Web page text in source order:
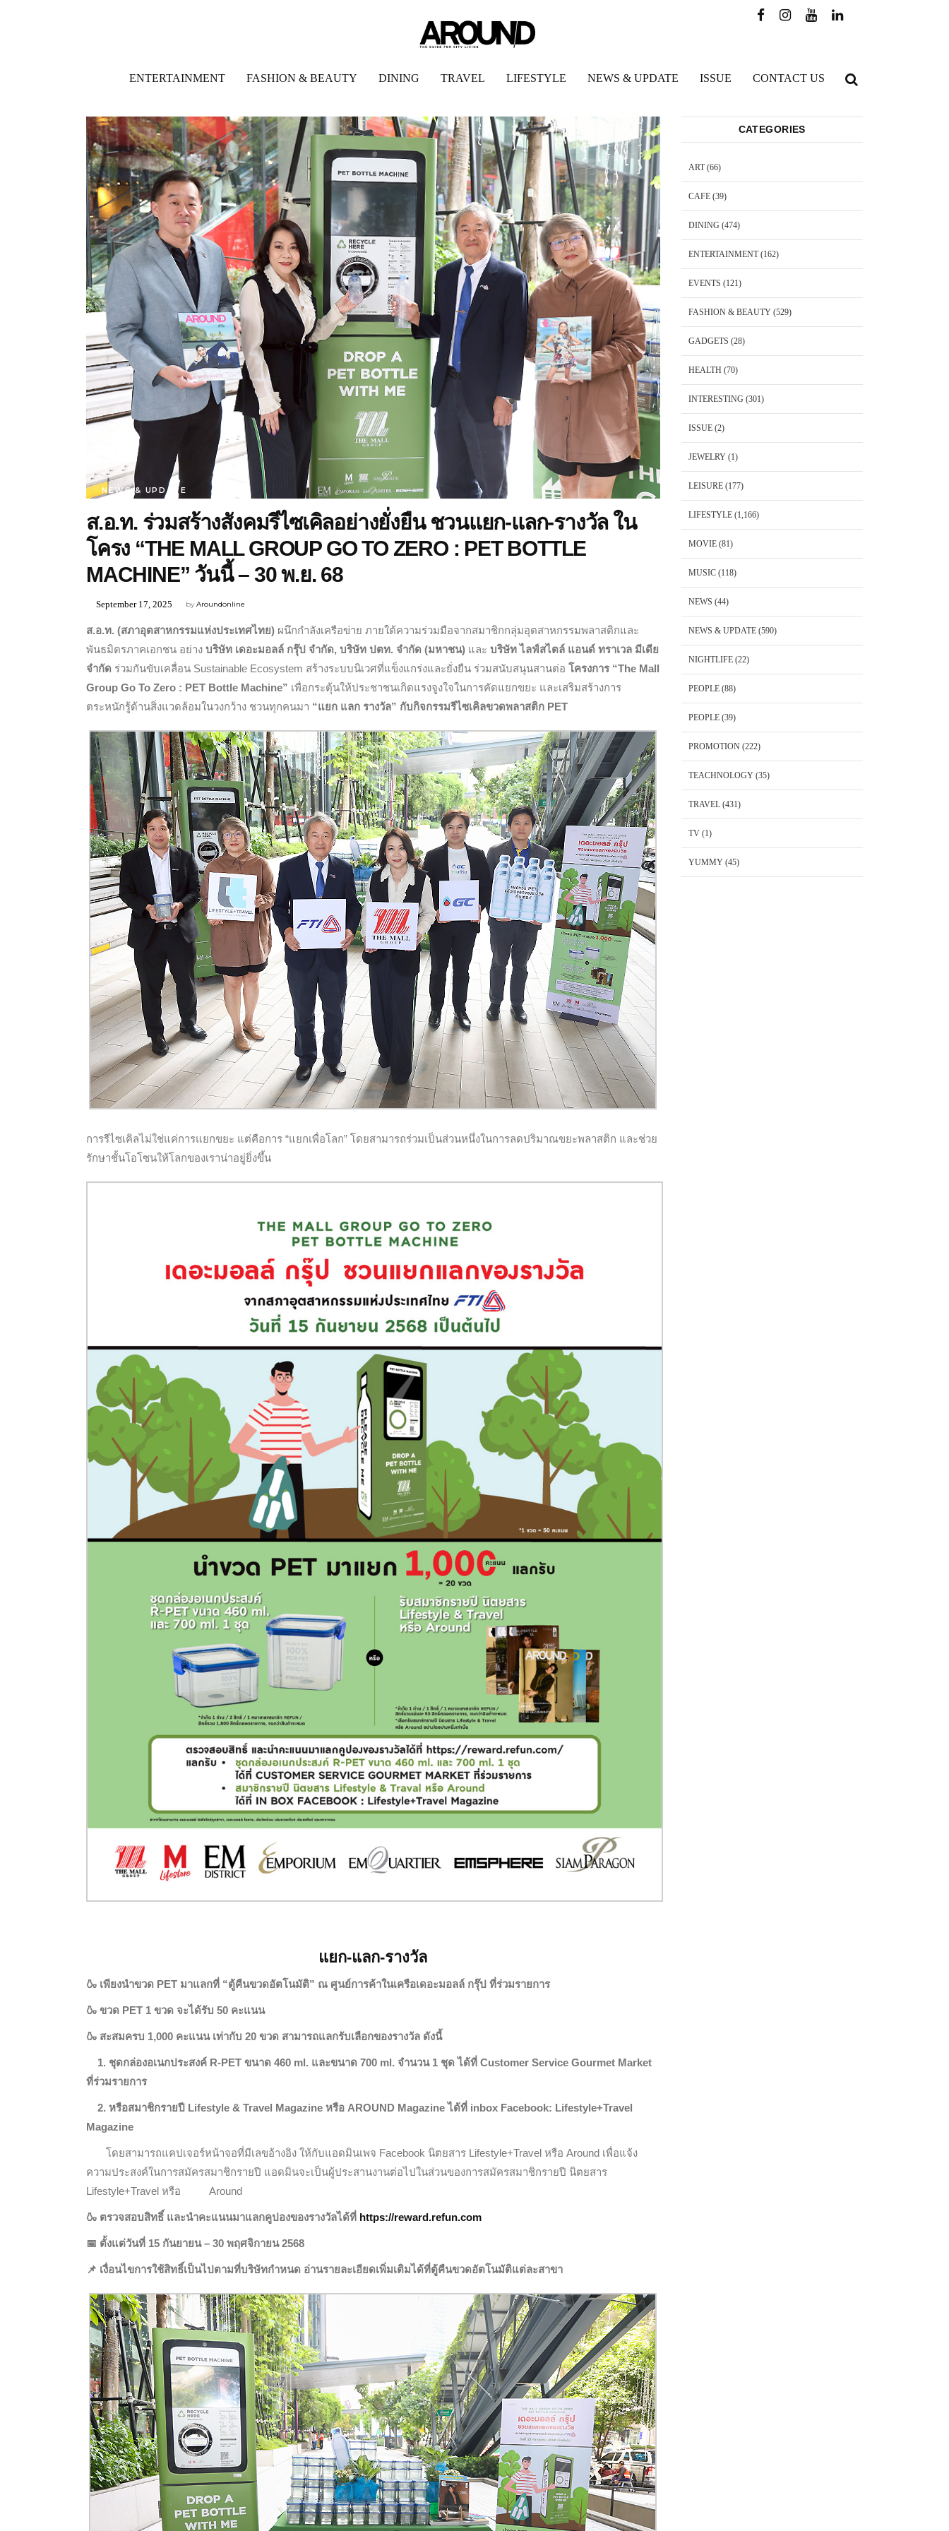
ENTERTAINMENT FASHION & BEAUTY DINING TRAVEL LIFESTYLE NEWS & UPDATE ISSUE CONTACT US
NEWS & UPDATE
ส.อ.ท. ร่วมสร้างสังคมรีไซเคิลอย่างยั่งยืน ชวนแยก-แลก-รางวัล ใน
โครง “THE MALL GROUP GO TO ZERO : PET BOTTLE
MACHINE” วันนี้ – 30 พ.ย. 68
byAroundonline
September 17, 2025
ส.อ.ท. (สภาอุตสาหกรรมแห่งประเทศไทย) ผนึกกำลังเครือข่าย ภายใต้ความร่วมมือจากสมาชิกกลุ่มอุตสาหกรรมพลาสติกและ
พันธมิตรภาคเอกชน อย่าง บริษัท เดอะมอลล์ กรุ๊ป จำกัด, บริษัท ปตท. จำกัด (มหาชน) และ บริษัท ไลฟ์สไตล์ แอนด์ ทราเวล มีเดีย
จำกัด ร่วมกันขับเคลื่อน Sustainable Ecosystem สร้างระบบนิเวศที่แข็งแกร่งและยั่งยืน ร่วมสนับสนุนสานต่อ โครงการ “The Mall
Group Go To Zero : PET Bottle Machine” เพื่อกระตุ้นให้ประชาชนเกิดแรงจูงใจในการคัดแยกขยะ และเสริมสร้างการ
ตระหนักรู้ด้านสิ่งแวดล้อมในวงกว้าง ชวนทุกคนมา “แยก แลก รางวัล” กับกิจกรรมรีไซเคิลขวดพลาสติก PET
การรีไซเคิลไม่ใช่แค่การแยกขยะ แต่คือการ “แยกเพื่อโลก” โดยสามารถร่วมเป็นส่วนหนึ่งในการลดปริมาณขยะพลาสติก และช่วย
รักษาชั้นโอโซนให้โลกของเราน่าอยู่ยิ่งขึ้น
แยก-แลก-รางวัล
🍶 เพียงนำขวด PET มาแลกที่ “ตู้คืนขวดอัตโนมัติ” ณ ศูนย์การค้าในเครือเดอะมอลล์ กรุ๊ป ที่ร่วมรายการ
🍶 ขวด PET 1 ขวด จะได้รับ 50 คะแนน
🍶 สะสมครบ 1,000 คะแนน เท่ากับ 20 ขวด สามารถแลกรับเลือกของรางวัล ดังนี้
1. ชุดกล่องอเนกประสงค์ R-PET ขนาด 460 ml. และขนาด 700 ml. จำนวน 1 ชุด ได้ที่ Customer Service Gourmet Market
ที่ร่วมรายการ
2. หรือสมาชิกรายปี Lifestyle & Travel Magazine หรือ AROUND Magazine ได้ที่ inbox Facebook: Lifestyle+Travel
Magazine
โดยสามารถแคปเจอร์หน้าจอที่มีเลขอ้างอิง ให้กับแอดมินเพจ Facebook นิตยสาร Lifestyle+Travel หรือ Around เพื่อแจ้ง
ความประสงค์ในการสมัครสมาชิกรายปี แอดมินจะเป็นผู้ประสานงานต่อไปในส่วนของการสมัครสมาชิกรายปี นิตยสาร
Lifestyle+Travel หรือ Around
🍶 ตรวจสอบสิทธิ์ และนำคะแนนมาแลกคูปองของรางวัลได้ที่ https://reward.refun.com
📅 ตั้งแต่วันที่ 15 กันยายน – 30 พฤศจิกายน 2568
📌 เงื่อนไขการใช้สิทธิ์เป็นไปตามที่บริษัทกำหนด อ่านรายละเอียดเพิ่มเติมได้ที่ตู้คืนขวดอัตโนมัติแต่ละสาขา
CATEGORIES
ART(66)
CAFE(39)
DINING (474)
ENTERTAINMENT(162)
EVENTS (121)
FASHION & BEAUTY(529)
GADGETS (28)
HEALTH (70)
INTERESTING (301)
ISSUE(2)
JEWELRY(1)
LEISURE(177)
LIFESTYLE(1,166)
MOVIE(81)
MUSIC(118)
NEWS (44)
NEWS & UPDATE(590)
NIGHTLIFE(22)
PEOPLE(88)
PEOPLE(39)
PROMOTION(222)
TEACHNOLOGY(35)
TRAVEL(431)
TV(1)
YUMMY(45)